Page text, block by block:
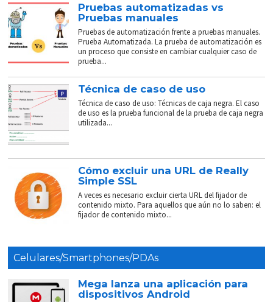
Pruebas automatizadas vs
Pruebas manuales
Pruebas de automatización frente a pruebas manuales.
Prueba Automatizada. La prueba de automatización es
un proceso que consiste en cambiar cualquier caso de
prueba...
Técnica de caso de uso
Técnica de caso de uso: Técnicas de caja negra. El caso
de uso es la prueba funcional de la prueba de caja negra
utilizada...
Cómo excluir una URL de Really
Simple SSL
A veces es necesario excluir cierta URL del fijador de
contenido mixto. Para aquellos que aún no lo saben: el
fijador de contenido mixto...
Celulares/Smartphones/PDAs
Mega lanza una aplicación para
dispositivos Android